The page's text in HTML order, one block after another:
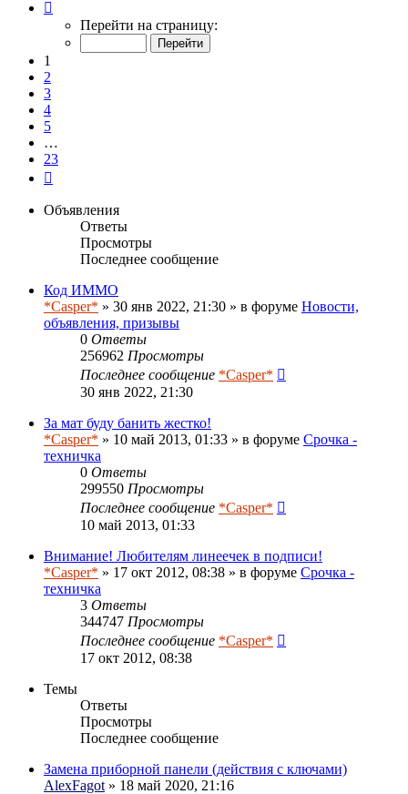
Перейти на страницу:
1
2
3
4
5
…
23
Объявления
Ответы
Просмотры
Последнее сообщение
Код ИММО
*Casper* » 30 янв 2022, 21:30 » в форуме Новости,
объявления, призывы
0 Ответы
256962 Просмотры
Последнее сообщение *Casper*
30 янв 2022, 21:30
За мат буду банить жестко!
*Casper* » 10 май 2013, 01:33 » в форуме Срочка -
техничка
0 Ответы
299550 Просмотры
Последнее сообщение *Casper*
10 май 2013, 01:33
Внимание! Любителям линеечек в подписи!
*Casper* » 17 окт 2012, 08:38 » в форуме Срочка -
техничка
3 Ответы
344747 Просмотры
Последнее сообщение *Casper*
17 окт 2012, 08:38
Темы
Ответы
Просмотры
Последнее сообщение
Замена приборной панели (действия с ключами)
AlexFagot » 18 май 2020, 21:16